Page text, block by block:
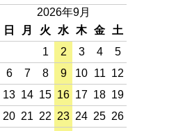
2026年9月
日
月 火 水 木 金
土
1
2 3 4
5
6
7 8 9 10 11 12
13 14 15 16 17 18 19
20 21 22 23 24 25 26